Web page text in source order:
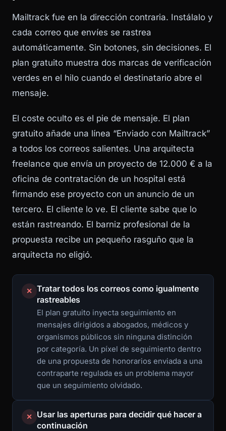
Mailtrack fue en la dirección contraria. Instálalo y
cada correo que envíes se rastrea
automáticamente. Sin botones, sin decisiones. El
plan gratuito muestra dos marcas de verificación
verdes en el hilo cuando el destinatario abre el
mensaje.
El coste oculto es el pie de mensaje. El plan
gratuito añade una línea “Enviado con Mailtrack”
a todos los correos salientes. Una arquitecta
freelance que envía un proyecto de 12.000 € a la
oficina de contratación de un hospital está
firmando ese proyecto con un anuncio de un
tercero. El cliente lo ve. El cliente sabe que lo
están rastreando. El barniz profesional de la
propuesta recibe un pequeño rasguño que la
arquitecta no eligió.
✕ Tratar todos los correos como igualmente
rastreables
El plan gratuito inyecta seguimiento en
mensajes dirigidos a abogados, médicos y
organismos públicos sin ninguna distinción
por categoría. Un píxel de seguimiento dentro
de una propuesta de honorarios enviada a una
contraparte regulada es un problema mayor
que un seguimiento olvidado.
✕
Usar las aperturas para decidir qué hacer a
continuación